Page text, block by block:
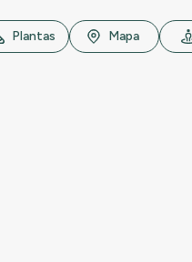
São Paulo
Plantas Mapa